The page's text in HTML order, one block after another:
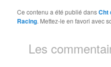
Ce contenu a été publié dansCht
Racing. Mettez-le en favori avec
Les